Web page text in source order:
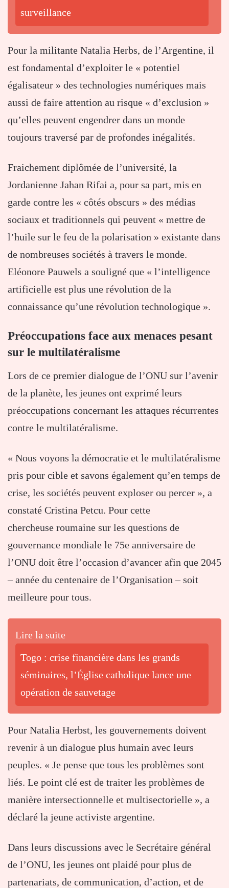
surveillance
Pour la militante Natalia Herbs, de l’Argentine, il
est fondamental d’exploiter le « potentiel
égalisateur » des technologies numériques mais
aussi de faire attention au risque « d’exclusion »
qu’elles peuvent engendrer dans un monde
toujours traversé par de profondes inégalités.
Fraichement diplômée de l’université, la
Jordanienne Jahan Rifai a, pour sa part, mis en
garde contre les « côtés obscurs » des médias
sociaux et traditionnels qui peuvent « mettre de
l’huile sur le feu de la polarisation » existante dans
de nombreuses sociétés à travers le monde.
Eléonore Pauwels a souligné que « l’intelligence
artificielle est plus une révolution de la
connaissance qu’une révolution technologique ».
Préoccupations face aux menaces pesant
sur le multilatéralisme
Lors de ce premier dialogue de l’ONU sur l’avenir
de la planète, les jeunes ont exprimé leurs
préoccupations concernant les attaques récurrentes
contre le multilatéralisme.
« Nous voyons la démocratie et le multilatéralisme
pris pour cible et savons également qu’en temps de
crise, les sociétés peuvent exploser ou percer », a
constaté Cristina Petcu. Pour cette
chercheuse roumaine sur les questions de
gouvernance mondiale le 75e anniversaire de
l’ONU doit être l’occasion d’avancer afin que 2045
– année du centenaire de l’Organisation – soit
meilleure pour tous.
Lire la suite
Togo : crise financière dans les grands
séminaires, l’Église catholique lance une
opération de sauvetage
Pour Natalia Herbst, les gouvernements doivent
revenir à un dialogue plus humain avec leurs
peuples. « Je pense que tous les problèmes sont
liés. Le point clé est de traiter les problèmes de
manière intersectionnelle et multisectorielle », a
déclaré la jeune activiste argentine.
Dans leurs discussions avec le Secrétaire général
de l’ONU, les jeunes ont plaidé pour plus de
partenariats, de communication, d’action, et de